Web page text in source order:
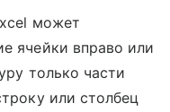
может
ячейки вправо или
только части
или столбец